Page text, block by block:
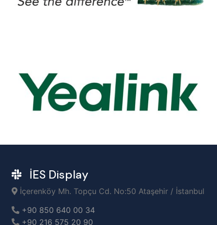
İES Display
İçerenköy Mh. Topçu Cd. No:50 Ataşehir / İstanbul
+90 850 640 00 34
+90 216 575 20 90